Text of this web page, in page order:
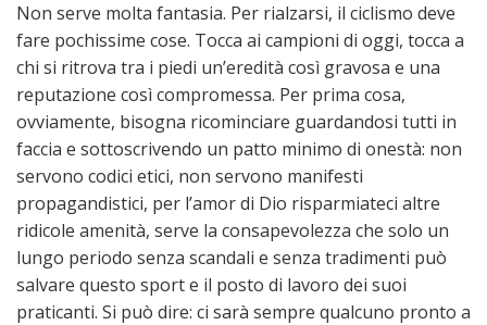
Non serve molta fantasia. Per rialzarsi, il ciclismo deve
fare pochissime co­se. Tocca ai campioni di oggi, tocca a
chi si ritrova tra i piedi un’eredità così gravosa e una
reputazione così compromessa. Per prima cosa,
ovviamente, bi­sogna ricominciare guardandosi tutti in
faccia e sottoscrivendo un patto minimo di onestà: non
servono codici etici, non servono manifesti
propagandistici, per l’amor di Dio risparmiateci altre
ridicole amenità, serve la consapevolezza che solo un
lun­go periodo senza scandali e sen­za tradimenti può
salvare questo sport e il posto di lavoro dei suoi
praticanti. Si può dire: ci sarà sempre qualcuno pronto a